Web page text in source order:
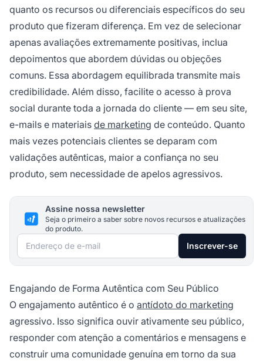
quanto os recursos ou diferenciais específicos do seu
produto que fizeram diferença. Em vez de selecionar
apenas avaliações extremamente positivas, inclua
depoimentos que abordem dúvidas ou objeções
comuns. Essa abordagem equilibrada transmite mais
credibilidade. Além disso, facilite o acesso à prova
social durante toda a jornada do cliente — em seu site,
e-mails e materiais de marketing de conteúdo. Quanto
mais vezes potenciais clientes se deparam com
validações autênticas, maior a confiança no seu
produto, sem necessidade de apelos agressivos.
Assine nossa newsletter
Seja o primeiro a saber sobre novos recursos e atualizações
do produto.
Endereço de e-mail Inscrever-se
Engajando de Forma Autêntica com Seu Público
O engajamento autêntico é o antídoto do marketing
agressivo. Isso significa ouvir ativamente seu público,
responder com atenção a comentários e mensagens e
construir uma comunidade genuína em torno da sua